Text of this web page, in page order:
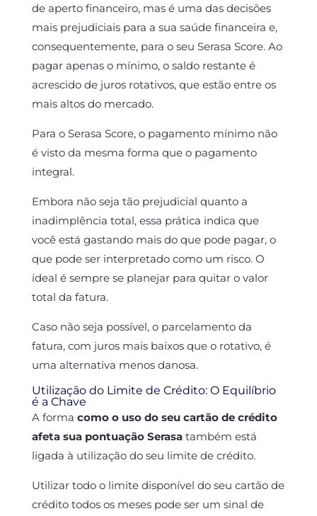
de aperto financeiro, mas é uma das decisões
mais prejudiciais para a sua saúde financeira e,
consequentemente, para o seu Serasa Score. Ao
pagar apenas o mínimo, o saldo restante é
acrescido de juros rotativos, que estão entre os
mais altos do mercado.
Para o Serasa Score, o pagamento mínimo não
é visto da mesma forma que o pagamento
integral.
Embora não seja tão prejudicial quanto a
inadimplência total, essa prática indica que
você está gastando mais do que pode pagar, o
que pode ser interpretado como um risco. O
ideal é sempre se planejar para quitar o valor
total da fatura.
Caso não seja possível, o parcelamento da
fatura, com juros mais baixos que o rotativo, é
uma alternativa menos danosa.
Utilização do Limite de Crédito: O Equilíbrio
é a Chave
A forma como o uso do seu cartão de crédito
afeta sua pontuação Serasatambém está
ligada à utilização do seu limite de crédito.
Utilizar todo o limite disponível do seu cartão de
crédito todos os meses pode ser um sinal de